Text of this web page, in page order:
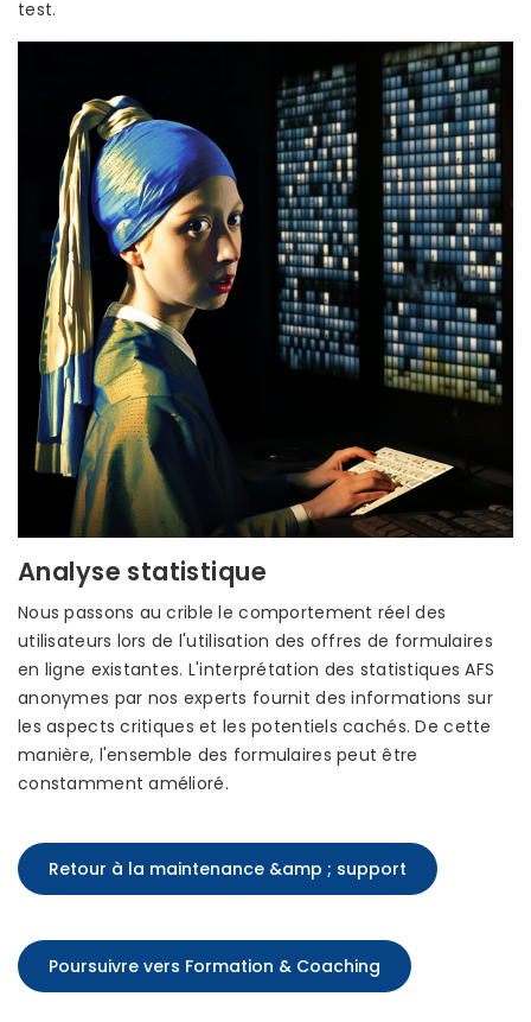
test.
Analyse statistique
Nous passons au crible le comportement réel des
utilisateurs lors de l'utilisation des offres de formulaires
en ligne existantes. L'interprétation des statistiques AFS
anonymes par nos experts fournit des informations sur
les aspects critiques et les potentiels cachés. De cette
manière, l'ensemble des formulaires peut être
constamment amélioré.
Retour à la maintenance &amp ; support
Poursuivre vers Formation & Coaching